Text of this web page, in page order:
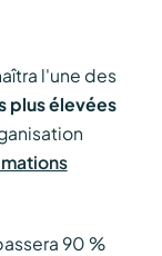
l'une des
plus élevées
90 %